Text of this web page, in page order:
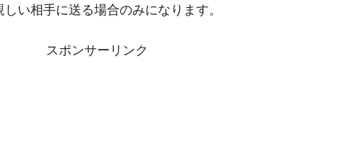
い相手に送る場合のみになります。
スポンサーリンク